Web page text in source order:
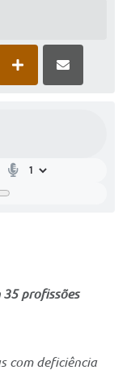
profissões
deficiência